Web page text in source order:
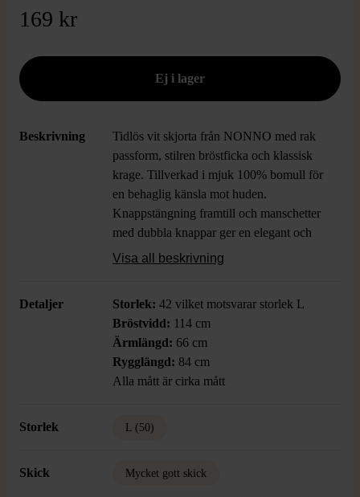
169 kr
Beskrivning
Tidlös vit skjorta från NONNO med rak
passform, stilren bröstficka och klassisk
krage. Tillverkad i mjuk 100% bomull för
en behaglig känsla mot huden.
Knappstängning framtill och manschetter
med dubbla knappar ger en elegant och
enkel look.
Visa all beskrivning
Detaljer Storlek: 42 vilket motsvarar storlek L
Bröstvidd: 114 cm
Ärmlängd: 66 cm
Rygglängd: 84 cm
Alla mått är cirka mått
Storlek L (50)
Skick Mycket gott skick